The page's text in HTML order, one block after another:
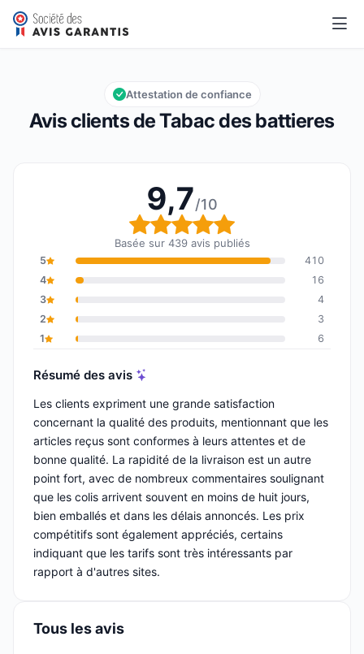
Tabac des battieres
Note globale : 9,7 sur 10
9,7/10
Avis clients de Tabac des battieres
Attestation de confiance
9,7/10
Note globale : 9,7 sur
Basée sur 439 avis publiés
5
410
4
16
3
4
2
3
1
6
Résumé des avis
Les clients expriment une grande satisfaction
concernant la qualité des produits, mentionnant que les
articles reçus sont conformes à leurs attentes et de
bonne qualité. La rapidité de la livraison est un autre
point fort, avec de nombreux commentaires soulignant
que les colis arrivent souvent en moins de huit jours,
bien emballés et dans les délais annoncés. Les prix
compétitifs sont également appréciés, certains
indiquant que les tarifs sont très intéressants par
rapport à d'autres sites.
Tous les avis